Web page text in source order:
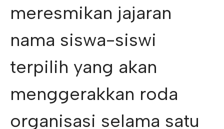
meresmikan jajaran
nama siswa-siswi
terpilih yang akan
menggerakkan roda
organisasi selama satu